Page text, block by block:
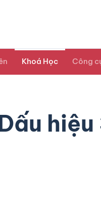
Khoá Học Công
hiệu